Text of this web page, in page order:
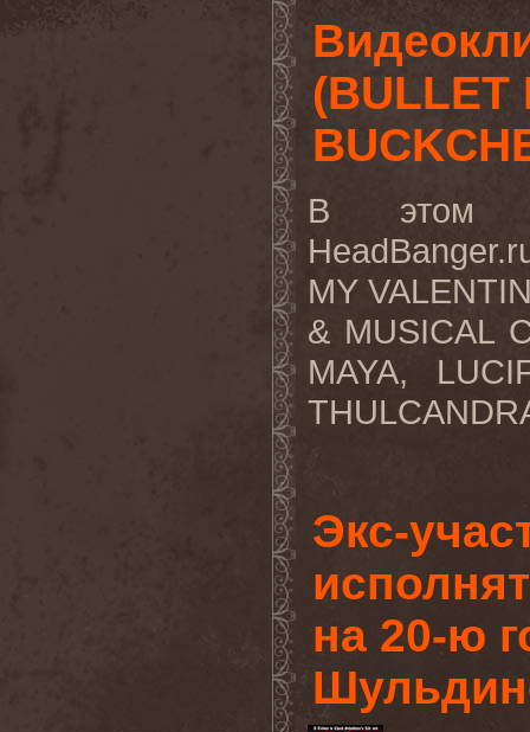
(BULLET
В этом
MY
& MUSICAL
MAYA,
Экс-
на 20-ю